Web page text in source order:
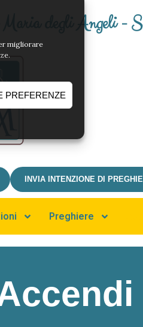
migliorare
PREFERENZE
degli Angeli -
INVIA INTENZIONE DI
Preghiere